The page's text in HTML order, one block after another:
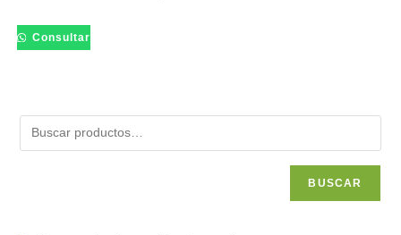
Consultar
BUSCAR